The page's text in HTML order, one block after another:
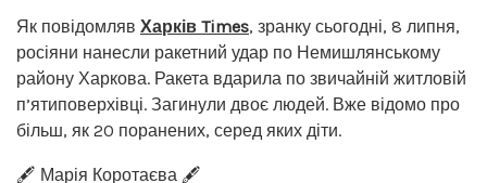
Як повідомляв Харків Times, зранку сьогодні, 8 липня,
росіяни нанесли ракетний удар по Немишлянському
району Харкова. Ракета вдарила по звичайній житловій
п’ятиповерхівці. Загинули двоє людей. Вже відомо про
більш, як 20 поранених, серед яких діти.
🖋️ Марія Коротаєва 🖋️